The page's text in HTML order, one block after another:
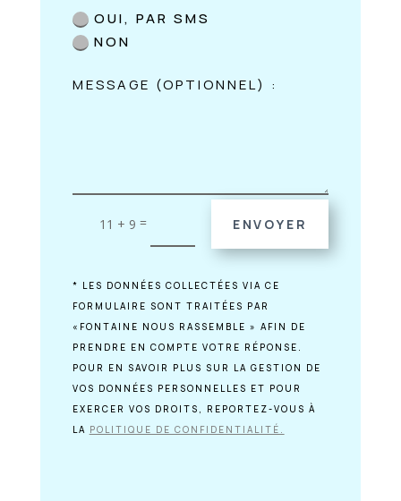
OUI, PAR SMS
NON
11 + 9 = ENVOYER
* LES DONNÉES COLLECTÉES VIA CE
FORMULAIRE SONT TRAITÉES PAR
«FONTAINE NOUS RASSEMBLE » AFIN DE
PRENDRE EN COMPTE VOTRE RÉPONSE.
POUR EN SAVOIR PLUS SUR LA GESTION DE
VOS DONNÉES PERSONNELLES ET POUR
EXERCER VOS DROITS, REPORTEZ-VOUS À
LA POLITIQUE DE CONFIDENTIALITÉ.